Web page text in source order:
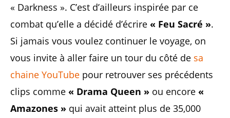
« Darkness ». C’est d’ailleurs inspirée par ce
combat qu’elle a décidé d’écrire « Feu Sacré ».
Si jamais vous voulez continuer le voyage, on
vous invite à aller faire un tour du côté de sa
chaine YouTube pour retrouver ses précédents
clips comme « Drama Queen » ou encore «
Amazones » qui avait atteint plus de 35,000